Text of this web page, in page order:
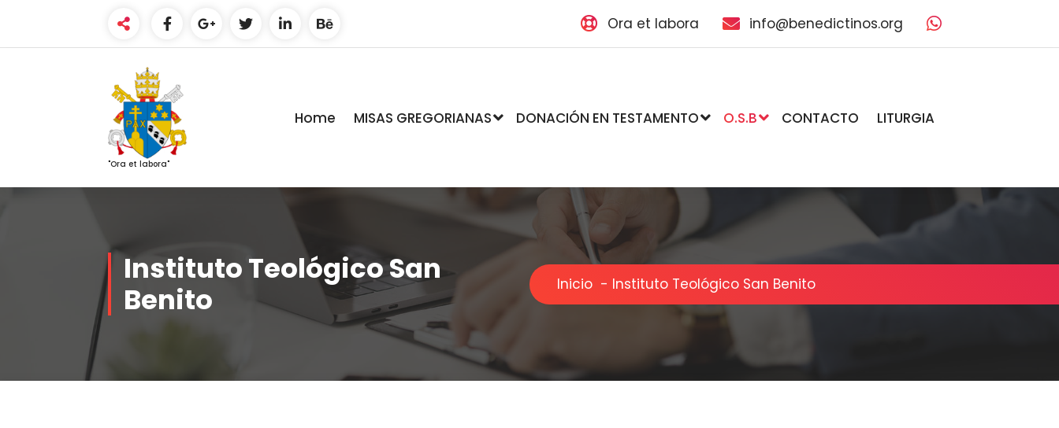
contenido
Ora et labora info@benedictinos.org
"Ora et labora"
Home MISAS GREGORIANAS DONACIÓN EN TESTAMENTO O.S.B CONTACTO LITURGIA
Instituto Teológico San
Benito
Inicio - Instituto Teológico San Benito